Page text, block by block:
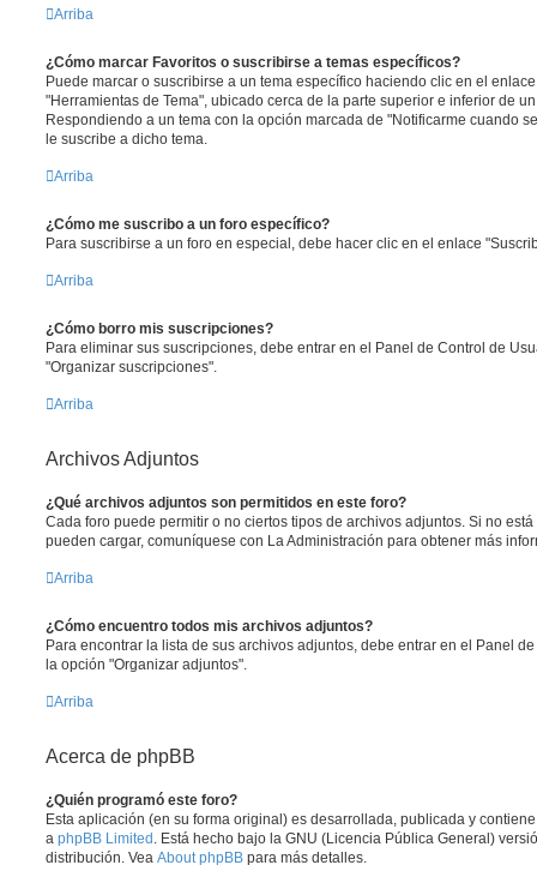
Arriba
¿Cómo marcar Favoritos o suscribirse a temas específicos?
Puede marcar o suscribirse a un tema específico haciendo clic en el
"Herramientas de Tema", ubicado cerca de la parte superior e inferior de
Respondiendo a un tema con la opción marcada de "Notificarme cuando
le suscribe a dicho tema.
Arriba
¿Cómo me suscribo a un foro específico?
Para suscribirse a un foro en especial, debe hacer clic en el enlace
Arriba
¿Cómo borro mis suscripciones?
Para eliminar sus suscripciones, debe entrar en el Panel de Control de
"Organizar suscripciones".
Arriba
Archivos Adjuntos
¿Qué archivos adjuntos son permitidos en este foro?
Cada foro puede permitir o no ciertos tipos de archivos adjuntos. Si no
pueden cargar, comuníquese con La Administración para obtener más
Arriba
¿Cómo encuentro todos mis archivos adjuntos?
Para encontrar la lista de sus archivos adjuntos, debe entrar en el Panel
la opción "Organizar adjuntos".
Arriba
Acerca de phpBB
¿Quién programó este foro?
Esta aplicación (en su forma original) es desarrollada, publicada y
a phpBB Limited . Está hecho bajo la GNU (Licencia Pública General)
distribución. Vea About phpBB para más detalles.